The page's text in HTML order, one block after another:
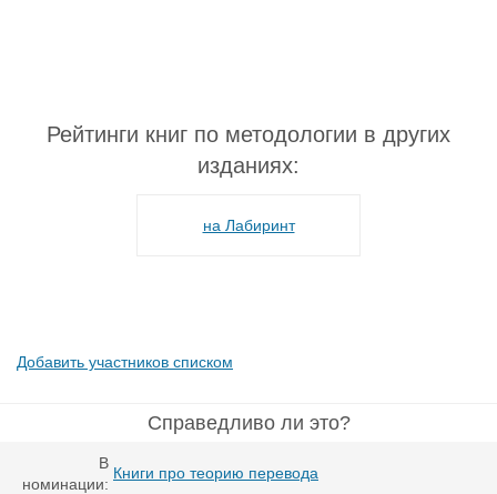
Рейтинги книг по методологии в других
изданиях:
на Лабиринт
Добавить участников списком
Справедливо ли это?
В
номинации:
Книги про теорию перевода